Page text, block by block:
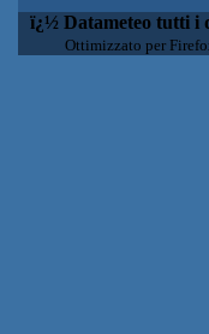
ï¿½ Datameteo tutti i
Ottimizzato per